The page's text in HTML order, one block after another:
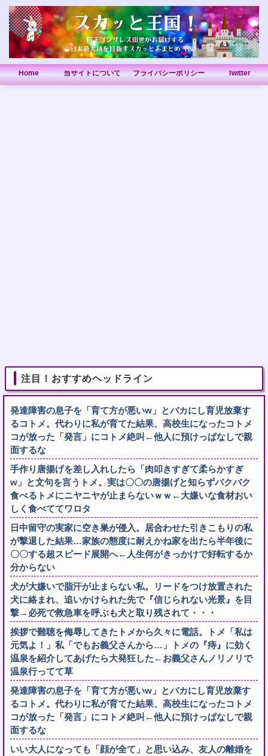
Home 当サイトについて プライバシーポリシー Twitter
注目！おすすめヘッドライン
発達障害の息子を「育て方が悪いw」とバカにし育児放棄す
るコトメ。代わりに私が育てた結果、高校生になったコトメ
コが放った「発言」にコトメ絶叫←他人に預けっぱなしで親
面するな
手作り唐揚げを差し入れしたら「肉叩きすぎて柔らかすぎ
w」と文句を言うトメ。実は〇〇の唐揚げと知らずバクバク
食べるトメにニヤニヤが止まらないｗｗ←大嫌いな食材おい
しく食べててワロタ
日中留守の実家に空き巣が侵入。居合わせた引きこもりの私
が撃退した結果…家族の態度に耐えかね家を出たら半年後に
〇〇する超スピード展開へ←人生何がきっかけで好転するか
分からない
犬が大嫌いで脂汗が止まらない私。リードをつけ放置された
犬に絡まれ、追いかけられた先で『信じられない光景』を目
撃→必死で救急車を呼ぶも犬と取り残されて・・・
挨拶で難聴を侮辱してきたトメから久々に電話。トメ「私は
元気よ！」私「でもお義父さんから…」トメの『痔』に効く
温泉を紹介してあげたら大発狂した←お義父さんノリノリで
温泉行ってて草
発達障害の息子を「育て方が悪いw」とバカにし育児放棄す
るコトメ。代わりに私が育てた結果、高校生になったコトメ
コが放った「発言」にコトメ絶叫←他人に預けっぱなしで親
面するな
いい大人になっても「顔が全て」と思い込み、友人の離婚を